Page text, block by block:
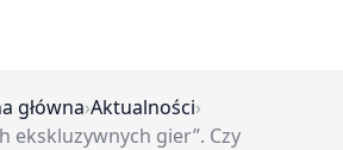
główna›Aktualności›
ekskluzywnych gier”. Czy